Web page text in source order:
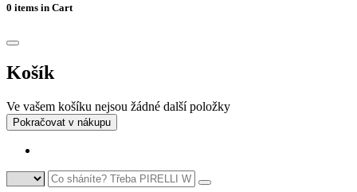
0 items in Cart
Košík
Ve vašem košíku nejsou žádné další položky
Pokračovat v nákupu